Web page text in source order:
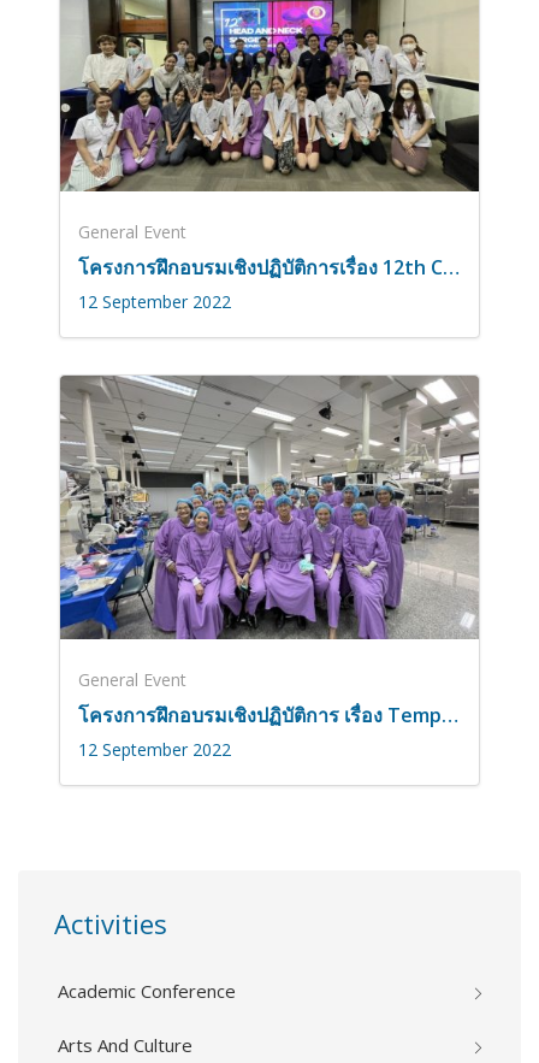
General Event
โครงการฝึกอบรมเชิงปฏิบัติการเรื่อง 12th Chula Head and Neck Surgery Soft Cadaver Workshop ในวันที่ 5 – 6 กันยายน 2565
12 September 2022
General Event
โครงการฝึกอบรมเชิงปฏิบัติการ เรื่อง Temporal Bone Dissection Course ระหว่างวันที่ 29 – 30 สิงหาคม 2565
12 September 2022
Activities
Academic Conference
Arts And Culture